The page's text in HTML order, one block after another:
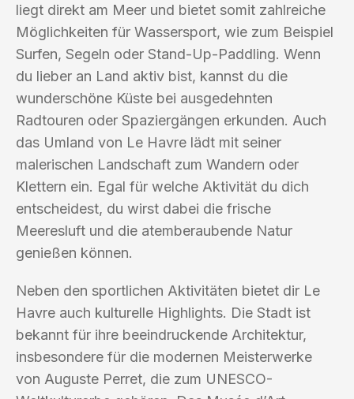
liegt direkt am Meer und bietet somit zahlreiche
Möglichkeiten für Wassersport, wie zum Beispiel
Surfen, Segeln oder Stand-Up-Paddling. Wenn
du lieber an Land aktiv bist, kannst du die
wunderschöne Küste bei ausgedehnten
Radtouren oder Spaziergängen erkunden. Auch
das Umland von Le Havre lädt mit seiner
malerischen Landschaft zum Wandern oder
Klettern ein. Egal für welche Aktivität du dich
entscheidest, du wirst dabei die frische
Meeresluft und die atemberaubende Natur
genießen können.
Neben den sportlichen Aktivitäten bietet dir Le
Havre auch kulturelle Highlights. Die Stadt ist
bekannt für ihre beeindruckende Architektur,
insbesondere für die modernen Meisterwerke
von Auguste Perret, die zum UNESCO-